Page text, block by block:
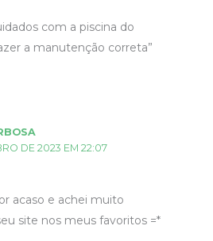
com a piscina do
a manutenção correta”
DE 2023 EM 22:07
acaso e achei muito
site nos meus favoritos =*